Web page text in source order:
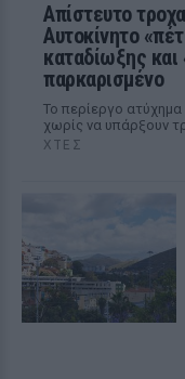
Απίστευτο
Αυτοκίνητο
καταδίωξης
παρκαρισμένο
Το περίεργο
χωρίς να υπάρξουν
ΧΤΕΣ